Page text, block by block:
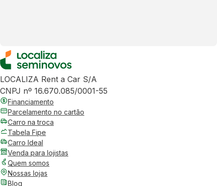
LOCALIZA Rent a Car S/A
CNPJ nº 16.670.085/0001-55
Financiamento
Parcelamento no cartão
Carro na troca
Tabela Fipe
Carro Ideal
Venda para lojistas
Quem somos
Nossas lojas
Blog